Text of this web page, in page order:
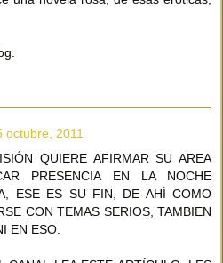
octubre, 2011
QUIERE AFIRMAR SU AREA
PRESENCIA EN LA NOCHE
ESE ES SU FIN, DE AHÍ COMO
CON TEMAS SERIOS, TAMBIEN
EN ESO.